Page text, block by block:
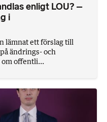
enligt LOU? –
i
lämnat ett förslag till
ändrings- och
om offentli...